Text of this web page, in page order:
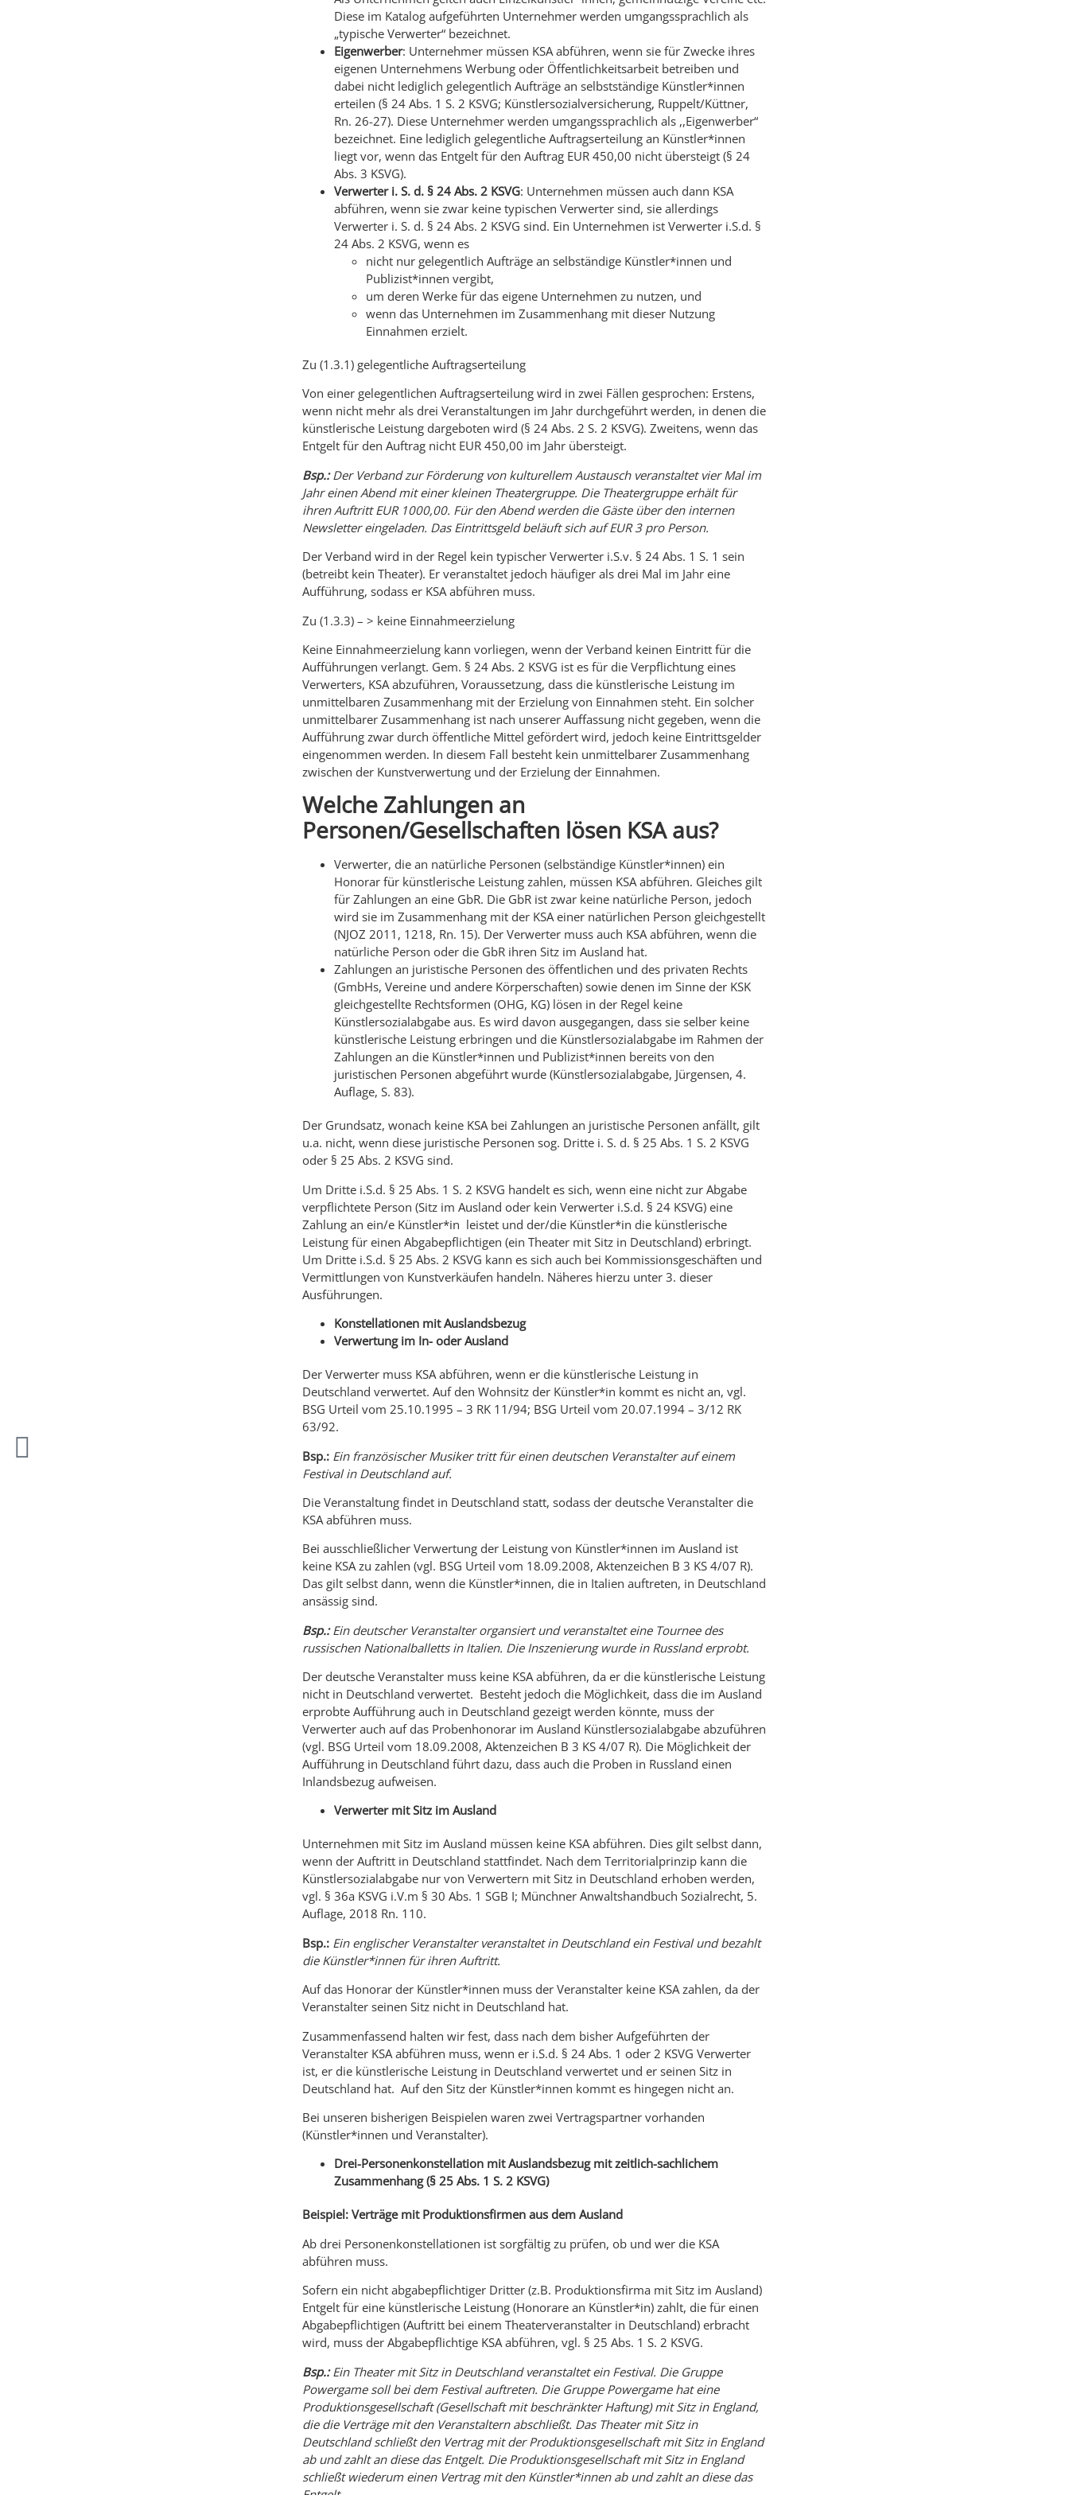
Diese im Katalog aufgeführten Unternehmer werden umgangssprachlich als
„typische Verwerter“ bezeichnet.
Eigenwerber: Unternehmer müssen KSA abführen, wenn sie für Zwecke ihres
eigenen Unternehmens Werbung oder Öffentlichkeitsarbeit betreiben und
dabei nicht lediglich gelegentlich Aufträge an selbstständige Künstler*innen
erteilen (§ 24 Abs. 1 S. 2 KSVG; Künstlersozialversicherung, Ruppelt/Küttner,
Rn. 26-27). Diese Unternehmer werden umgangssprachlich als ,,Eigenwerber“
bezeichnet. Eine lediglich gelegentliche Auftragserteilung an Künstler*innen
liegt vor, wenn das Entgelt für den Auftrag EUR 450,00 nicht übersteigt (§ 24
Abs. 3 KSVG).
Verwerter i. S. d. § 24 Abs. 2 KSVG: Unternehmen müssen auch dann KSA
abführen, wenn sie zwar keine typischen Verwerter sind, sie allerdings
Verwerter i. S. d. § 24 Abs. 2 KSVG sind. Ein Unternehmen ist Verwerter i.S.d. §
24 Abs. 2 KSVG, wenn es
nicht nur gelegentlich Aufträge an selbständige Künstler*innen und
Publizist*innen vergibt,
um deren Werke für das eigene Unternehmen zu nutzen, und
wenn das Unternehmen im Zusammenhang mit dieser Nutzung
Einnahmen erzielt.
Zu (1.3.1) gelegentliche Auftragserteilung
Von einer gelegentlichen Auftragserteilung wird in zwei Fällen gesprochen: Erstens,
wenn nicht mehr als drei Veranstaltungen im Jahr durchgeführt werden, in denen die
künstlerische Leistung dargeboten wird (§ 24 Abs. 2 S. 2 KSVG). Zweitens, wenn das
Entgelt für den Auftrag nicht EUR 450,00 im Jahr übersteigt.
Bsp.:Der Verband zur Förderung von kulturellem Austausch veranstaltet vier Mal im
Jahr einen Abend mit einer kleinen Theatergruppe. Die Theatergruppe erhält für
ihren Auftritt EUR 1000,00. Für den Abend werden die Gäste über den internen
Newsletter eingeladen. Das Eintrittsgeld beläuft sich auf EUR 3 pro Person.
Der Verband wird in der Regel kein typischer Verwerter i.S.v. § 24 Abs. 1 S. 1 sein
(betreibt kein Theater). Er veranstaltet jedoch häufiger als drei Mal im Jahr eine
Aufführung, sodass er KSA abführen muss.
Zu (1.3.3) – > keine Einnahmeerzielung
Keine Einnahmeerzielung kann vorliegen, wenn der Verband keinen Eintritt für die
Aufführungen verlangt. Gem. § 24 Abs. 2 KSVG ist es für die Verpflichtung eines
Verwerters, KSA abzuführen, Voraussetzung, dass die künstlerische Leistung im
unmittelbaren Zusammenhang mit der Erzielung von Einnahmen steht. Ein solcher
unmittelbarer Zusammenhang ist nach unserer Auffassung nicht gegeben, wenn die
Aufführung zwar durch öffentliche Mittel gefördert wird, jedoch keine Eintrittsgelder
eingenommen werden. In diesem Fall besteht kein unmittelbarer Zusammenhang
zwischen der Kunstverwertung und der Erzielung der Einnahmen.
Welche Zahlungen an
Personen/Gesellschaften lösen KSA aus?
Verwerter, die an natürliche Personen (selbständige Künstler*innen) ein
Honorar für künstlerische Leistung zahlen, müssen KSA abführen. Gleiches gilt
für Zahlungen an eine GbR. Die GbR ist zwar keine natürliche Person, jedoch
wird sie im Zusammenhang mit der KSA einer natürlichen Person gleichgestellt
(NJOZ 2011, 1218, Rn. 15). Der Verwerter muss auch KSA abführen, wenn die
natürliche Person oder die GbR ihren Sitz im Ausland hat.
Zahlungen an juristische Personen des öffentlichen und des privaten Rechts
(GmbHs, Vereine und andere Körperschaften) sowie denen im Sinne der KSK
gleichgestellte Rechtsformen (OHG, KG) lösen in der Regel keine
Künstlersozialabgabe aus. Es wird davon ausgegangen, dass sie selber keine
künstlerische Leistung erbringen und die Künstlersozialabgabe im Rahmen der
Zahlungen an die Künstler*innen und Publizist*innen bereits von den
juristischen Personen abgeführt wurde (Künstlersozialabgabe, Jürgensen, 4.
Auflage, S. 83).
Der Grundsatz, wonach keine KSA bei Zahlungen an juristische Personen anfällt, gilt
u.a. nicht, wenn diese juristische Personen sog. Dritte i. S. d. § 25 Abs. 1 S. 2 KSVG
oder § 25 Abs. 2 KSVG sind.
Um Dritte i.S.d. § 25 Abs. 1 S. 2 KSVG handelt es sich, wenn eine nicht zur Abgabe
verpflichtete Person (Sitz im Ausland oder kein Verwerter i.S.d. § 24 KSVG) eine
Zahlung an ein/e Künstler*in leistet und der/die Künstler*in die künstlerische
Leistung für einen Abgabepflichtigen (ein Theater mit Sitz in Deutschland) erbringt.
Um Dritte i.S.d. § 25 Abs. 2 KSVG kann es sich auch bei Kommissionsgeschäften und
Vermittlungen von Kunstverkäufen handeln. Näheres hierzu unter 3. dieser
Ausführungen.
Konstellationen mit Auslandsbezug
Verwertung im In- oder Ausland
Der Verwerter muss KSA abführen, wenn er die künstlerische Leistung in
Deutschland verwertet. Auf den Wohnsitz der Künstler*in kommt es nicht an, vgl.
BSG Urteil vom 25.10.1995 – 3 RK 11/94; BSG Urteil vom 20.07.1994 – 3/12 RK
63/92.
Bsp.:Ein französischer Musiker tritt für einen deutschen Veranstalter auf einem
Festival in Deutschland auf.
Die Veranstaltung findet in Deutschland statt, sodass der deutsche Veranstalter die
KSA abführen muss.
Bei ausschließlicher Verwertung der Leistung von Künstler*innen im Ausland ist
keine KSA zu zahlen (vgl. BSG Urteil vom 18.09.2008, Aktenzeichen B 3 KS 4/07 R).
Das gilt selbst dann, wenn die Künstler*innen, die in Italien auftreten, in Deutschland
ansässig sind.
Bsp.:Ein deutscher Veranstalter organsiert und veranstaltet eine Tournee des
russischen Nationalballetts in Italien. Die Inszenierung wurde in Russland erprobt.
Der deutsche Veranstalter muss keine KSA abführen, da er die künstlerische Leistung
nicht in Deutschland verwertet. Besteht jedoch die Möglichkeit, dass die im Ausland
erprobte Aufführung auch in Deutschland gezeigt werden könnte, muss der
Verwerter auch auf das Probenhonorar im Ausland Künstlersozialabgabe abzuführen
(vgl. BSG Urteil vom 18.09.2008, Aktenzeichen B 3 KS 4/07 R). Die Möglichkeit der
Aufführung in Deutschland führt dazu, dass auch die Proben in Russland einen
Inlandsbezug aufweisen.
Verwerter mit Sitz im Ausland
Unternehmen mit Sitz im Ausland müssen keine KSA abführen. Dies gilt selbst dann,
wenn der Auftritt in Deutschland stattfindet. Nach dem Territorialprinzip kann die
Künstlersozialabgabe nur von Verwertern mit Sitz in Deutschland erhoben werden,
vgl. § 36a KSVG i.V.m § 30 Abs. 1 SGB I; Münchner Anwaltshandbuch Sozialrecht, 5.
Auflage, 2018 Rn. 110.
Bsp.:Ein englischer Veranstalter veranstaltet in Deutschland ein Festival und bezahlt
die Künstler*innen für ihren Auftritt.
Auf das Honorar der Künstler*innen muss der Veranstalter keine KSA zahlen, da der
Veranstalter seinen Sitz nicht in Deutschland hat.
Zusammenfassend halten wir fest, dass nach dem bisher Aufgeführten der
Veranstalter KSA abführen muss, wenn er i.S.d. § 24 Abs. 1 oder 2 KSVG Verwerter
ist, er die künstlerische Leistung in Deutschland verwertet und er seinen Sitz in
Deutschland hat. Auf den Sitz der Künstler*innen kommt es hingegen nicht an.
Bei unseren bisherigen Beispielen waren zwei Vertragspartner vorhanden
(Künstler*innen und Veranstalter).
Drei-Personenkonstellation mit Auslandsbezug mit zeitlich-sachlichem
Zusammenhang (§ 25 Abs. 1 S. 2 KSVG)
Beispiel: Verträge mit Produktionsfirmen aus dem Ausland
Ab drei Personenkonstellationen ist sorgfältig zu prüfen, ob und wer die KSA
abführen muss.
Sofern ein nicht abgabepflichtiger Dritter (z.B. Produktionsfirma mit Sitz im Ausland)
Entgelt für eine künstlerische Leistung (Honorare an Künstler*in) zahlt, die für einen
Abgabepflichtigen (Auftritt bei einem Theaterveranstalter in Deutschland) erbracht
wird, muss der Abgabepflichtige KSA abführen, vgl. § 25 Abs. 1 S. 2 KSVG.
Bsp.:Ein Theater mit Sitz in Deutschland veranstaltet ein Festival. Die Gruppe
Powergame soll bei dem Festival auftreten. Die Gruppe Powergame hat eine
Produktionsgesellschaft (Gesellschaft mit beschränkter Haftung) mit Sitz in England,
die die Verträge mit den Veranstaltern abschließt. Das Theater mit Sitz in
Deutschland schließt den Vertrag mit der Produktionsgesellschaft mit Sitz in England
ab und zahlt an diese das Entgelt. Die Produktionsgesellschaft mit Sitz in England
schließt wiederum einen Vertrag mit den Künstler*innen ab und zahlt an diese das